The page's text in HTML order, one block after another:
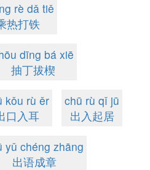
rè dǎ tiě
热打铁
dīng bá xiē
抽丁拔楔
kǒu rù ěr
口入耳
chū rù qǐ jū
出入起居
yǔ chéng zhāng
出语成章